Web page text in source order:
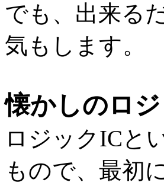
でも、出来る
気もします。
懐かしのロ
ロジックICと
もので、最初